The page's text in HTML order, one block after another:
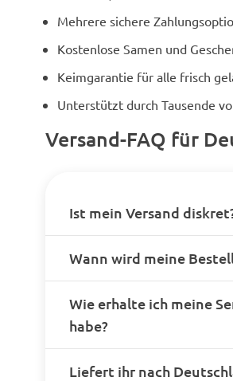
Mehrere sichere
Kostenlose Samen und
Keimgarantie für alle frisch
Unterstützt durch Tausende
Versand-FAQ für
Ist mein Versand
Wann wird meine
Wie erhalte ich meine
habe?
Liefert ihr nach